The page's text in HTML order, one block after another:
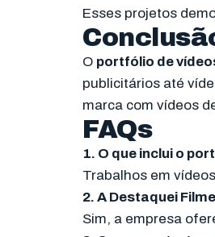
Esses projetos
O portfólio de
publicitários até
marca com vídeos
FAQs
1. O que inclui o
Trabalhos em
2. A Destaquei
Sim, a empresa